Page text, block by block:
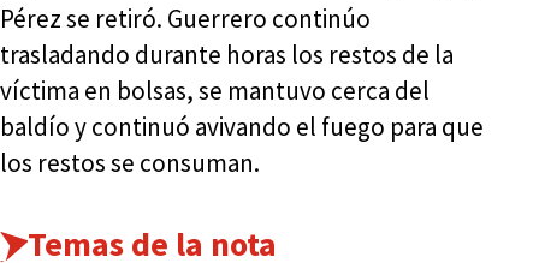
Pérez se retiró. Guerrero continúo
trasladando durante horas los restos de la
víctima en bolsas, se mantuvo cerca del
baldío y continuó avivando el fuego para que
los restos se consuman.
Temas de la nota